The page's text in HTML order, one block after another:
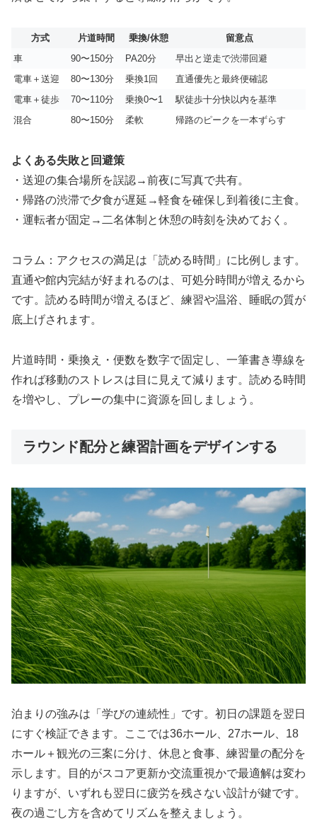
方式 片道時間 乗換/休憩
留意点
車
90〜150分 PA20分
早出と逆走で渋滞回避
電車＋送迎
80〜130分 乗換1回
直通優先と最終便確認
電車＋徒歩
70〜110分 乗換0〜1
駅徒歩十分快以内を基準
混合
80〜150分 柔軟 帰路のピークを一本ずらす
よくある失敗と回避策
・送迎の集合場所を誤認→前夜に写真で共有。
・帰路の渋滞で夕食が遅延→軽食を確保し到着後に主食。
・運転者が固定→二名体制と休憩の時刻を決めておく。
コラム：アクセスの満足は「読める時間」に比例します。
直通や館内完結が好まれるのは、可処分時間が増えるから
です。読める時間が増えるほど、練習や温浴、睡眠の質が
底上げされます。
片道時間・乗換え・便数を数字で固定し、一筆書き導線を
作れば移動のストレスは目に見えて減ります。読める時間
を増やし、プレーの集中に資源を回しましょう。
ラウンド配分と練習計画をデザインする
泊まりの強みは「学びの連続性」です。初日の課題を翌日
にすぐ検証できます。ここでは36ホール、27ホール、18
ホール＋観光の三案に分け、休息と食事、練習量の配分を
示します。目的がスコア更新か交流重視かで最適解は変わ
りますが、いずれも翌日に疲労を残さない設計が鍵です。
夜の過ごし方を含めてリズムを整えましょう。